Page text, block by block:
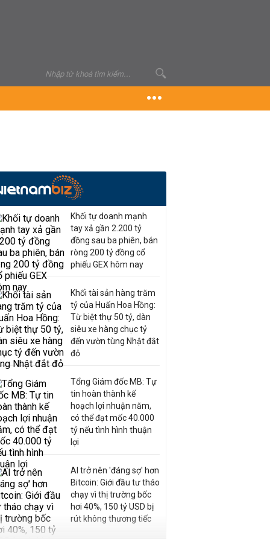
Khối tự doanh mạnh
tay xả gần 2.200 tỷ
đồng sau ba phiên, bán
ròng 200 tỷ đồng cổ
phiếu GEX hôm nay
Khối tài sản hàng trăm
tỷ của Huấn Hoa Hồng:
Từ biệt thự 50 tỷ, dàn
siêu xe hàng chục tỷ
đến vườn tùng Nhật đắt
đỏ
Tổng Giám đốc MB: Tự
tin hoàn thành kế
hoạch lợi nhuận năm,
có thể đạt mốc 40.000
tỷ nếu tình hình thuận
lợi
AI trở nên 'đáng sợ' hơn
Bitcoin: Giới đầu tư tháo
chạy vì thị trường bốc
hơi 40%, 150 tỷ USD bị
rút không thương tiếc